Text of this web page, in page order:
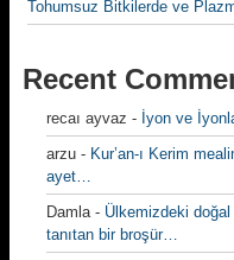
Tohumsuz Bitkilerde ve
Recent
recaı ayvaz - İyon ve
arzu - Kur’an-ı Kerim
ayet…
Damla- Ülkemizdeki
tanıtan bir broşür…